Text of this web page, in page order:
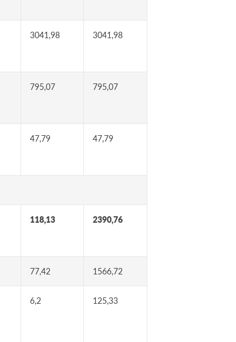
3041,98 3041,98
795,07 795,07
47,79 47,79
118,13 2390,76
77,42 1566,72
6,2 125,33